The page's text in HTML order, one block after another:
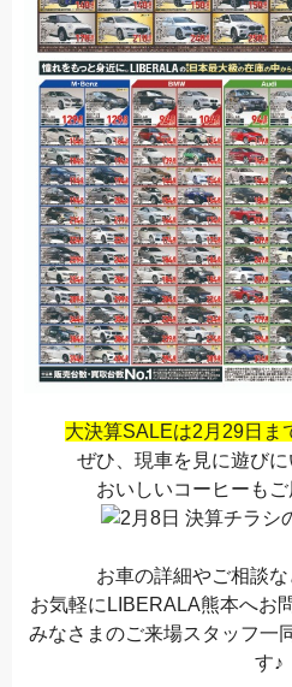
大決算SALEは2月29日ま
ぜひ、現車を見に遊びに
おいしいコーヒーも
お車の詳細やご相談
お気軽にLIBERALA熊本へお
みなさまのご来場スタッフ一
す♪